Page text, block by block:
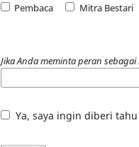
Pembaca Mitra Bestari
Jika Anda meminta peran
Ya, saya ingin diberi